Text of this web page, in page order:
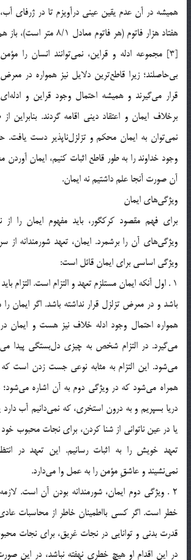
هميشه در آن عدم يقين عيني درآويزم تا در ژرفاي
هفتاد هزار فاتوم (هر فاتوم
[3] مجموعه ادله و قراين،‌ نمي‌توانند انسان را
بي‌حاصلند؛ زيرا قاطع‌ترين دلايل نيز همواره در
قرار مي‌گيرند و هميشه احتمال وجود قراين و
برخلاف ايمان و اعتقاد ديني اقامه گردند. بنابراين
نمي‌توان به ايمان محكم و تزلزل‌ناپذير دست يافت.
وجود خداوند را به طور قاطع اثبات كنيم، ايمان
آن صورت آنجا علم داشتيم نه ايمان.
ويژگي‌هاي ايمان
براي فهم مقصود كركگور، بايد مفهوم ايمان را
ويژگي‌هاي آن را برشمرد. ايمان، تعهد شورمندانه از
ويژگي اساسي براي ايمان قائل است:
1 . اول آنكه ايمان مستلزم تعهد و التزام است. التزام
باشد و در معرض تزلزل قرار نداشته باشد. اگر ايمان را
همواره احتمال وجود ادله خلاف نيز هست و ايمان
مي‌گيرد. در التزام شخص به چيزي دل‌بستگي پيدا
مي‌شود. اين التزام به مثابه نوعي جست زدن است كه
همراه مي‌شود كه در ويژگي دوم به آن اشاره مي‌شود؛
دريا بسپريم و به درون استخري، كه نمي‌دانيم آب دارد
يا در عين ناتواني از شنا كردن، براي نجات محبوب
تعهد خويش را به اثبات رسانيم. اين تعهد در
نمي‌نشيند و عاشقِ مؤمن را به عمل وا مي‌دارد.
2 . ويژگي دوم ايمان، شورمندانه بودن آن است.
خطر است. اگر كسي بااطمينان خاطر از محاسبات
قدرت بدني و توانايي در نجات غريق، براي نجات
در اين اقدام او هيچ خطري نهفته نباشد، در اين